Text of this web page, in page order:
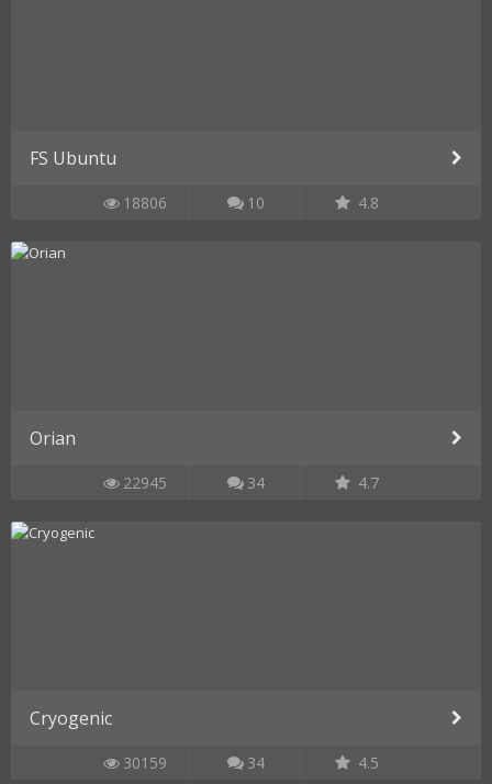
FS Ubuntu
18806 10 4.8
Orian
22945 34 4.7
Cryogenic
30159 34 4.5